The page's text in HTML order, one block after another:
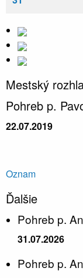
Mestský
Pohreb p.
22.07.2019
Oznam
Ďalšie
Pohreb p.
31.07.2026
Pohreb p.